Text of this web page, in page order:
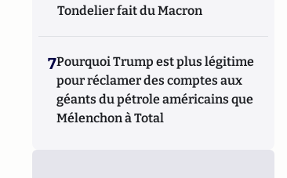
Tondelier fait du Macron
7Pourquoi Trump est plus légitime
pour réclamer des comptes aux
géants du pétrole américains que
Mélenchon à Total